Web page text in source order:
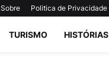
Sobre Politica de Privacidade
TURISMO HISTÓRIAS